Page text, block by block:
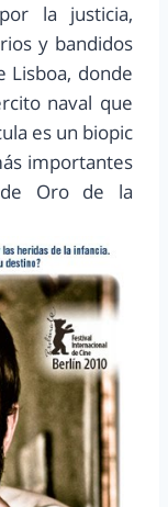
la justicia,
y bandidos
Lisboa, donde
naval que
es un biopic
importantes
Oro de la